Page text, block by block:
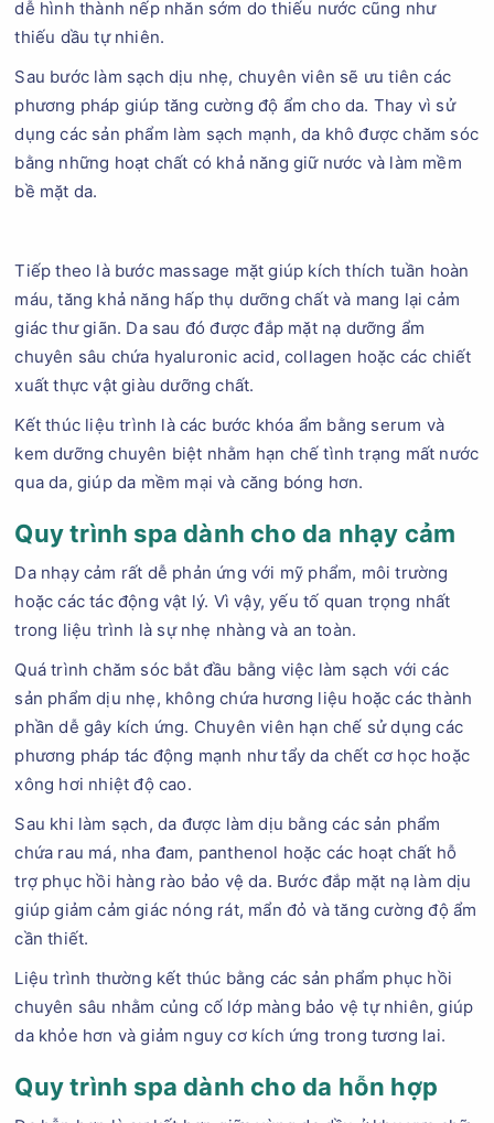
dễ hình thành nếp nhăn sớm do thiếu nước cũng như
thiếu dầu tự nhiên.
Sau bước làm sạch dịu nhẹ, chuyên viên sẽ ưu tiên các
phương pháp giúp tăng cường độ ẩm cho da. Thay vì sử
dụng các sản phẩm làm sạch mạnh, da khô được chăm sóc
bằng những hoạt chất có khả năng giữ nước và làm mềm
bề mặt da.
Tiếp theo là bước massage mặt giúp kích thích tuần hoàn
máu, tăng khả năng hấp thụ dưỡng chất và mang lại cảm
giác thư giãn. Da sau đó được đắp mặt nạ dưỡng ẩm
chuyên sâu chứa hyaluronic acid, collagen hoặc các chiết
xuất thực vật giàu dưỡng chất.
Kết thúc liệu trình là các bước khóa ẩm bằng serum và
kem dưỡng chuyên biệt nhằm hạn chế tình trạng mất nước
qua da, giúp da mềm mại và căng bóng hơn.
Quy trình spa dành cho da nhạy cảm
Da nhạy cảm rất dễ phản ứng với mỹ phẩm, môi trường
hoặc các tác động vật lý. Vì vậy, yếu tố quan trọng nhất
trong liệu trình là sự nhẹ nhàng và an toàn.
Quá trình chăm sóc bắt đầu bằng việc làm sạch với các
sản phẩm dịu nhẹ, không chứa hương liệu hoặc các thành
phần dễ gây kích ứng. Chuyên viên hạn chế sử dụng các
phương pháp tác động mạnh như tẩy da chết cơ học hoặc
xông hơi nhiệt độ cao.
Sau khi làm sạch, da được làm dịu bằng các sản phẩm
chứa rau má, nha đam, panthenol hoặc các hoạt chất hỗ
trợ phục hồi hàng rào bảo vệ da. Bước đắp mặt nạ làm dịu
giúp giảm cảm giác nóng rát, mẩn đỏ và tăng cường độ ẩm
cần thiết.
Liệu trình thường kết thúc bằng các sản phẩm phục hồi
chuyên sâu nhằm củng cố lớp màng bảo vệ tự nhiên, giúp
da khỏe hơn và giảm nguy cơ kích ứng trong tương lai.
Quy trình spa dành cho da hỗn hợp